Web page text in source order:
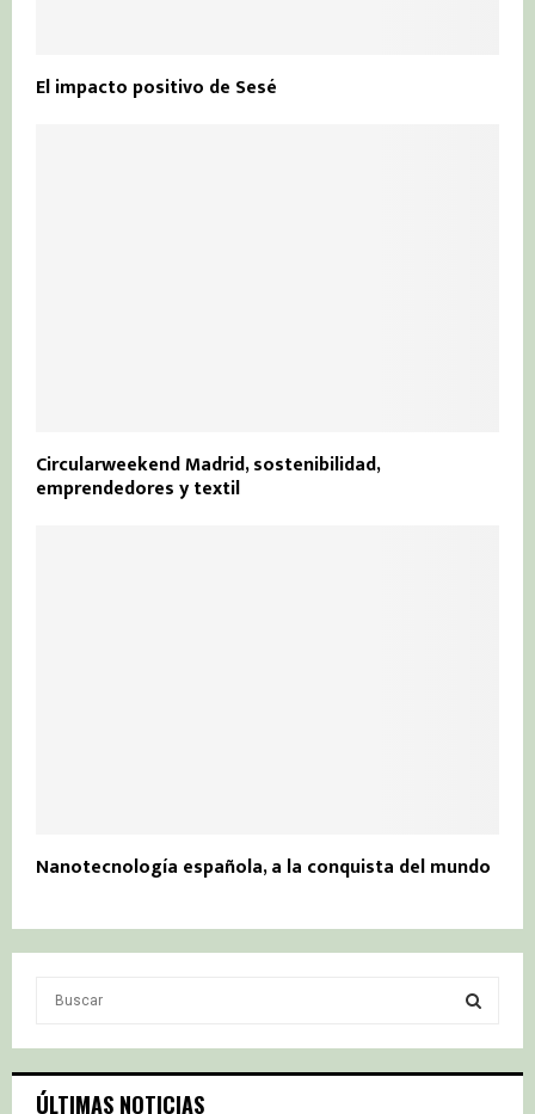
El impacto positivo de Sesé
Circularweekend Madrid, sostenibilidad,
emprendedores y textil
Nanotecnología española, a la conquista del mundo
c
S
ÚLTIMAS NOTICIAS